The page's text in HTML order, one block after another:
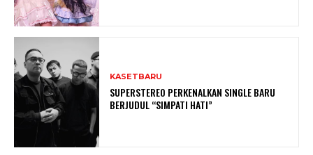
KASETBARU
SUPERSTEREO PERKENALKAN SINGLE BARU
BERJUDUL “SIMPATI HATI”